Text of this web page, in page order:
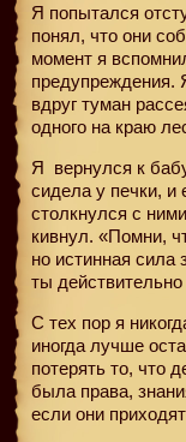
Я попытался
понял, что они
момент я
предупреждения.
вдруг туман
одного на краю
Я вернулся к
сидела у печки,
столкнулся с
кивнул. «Помни,
но истинная сила
ты
С тех пор я
иногда лучше
потерять то, что
была права,
если они